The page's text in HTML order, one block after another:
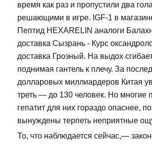
время как раз и пропустили два
решающими в игре. IGF-1 в
Пептид HEXARELIN аналоги
доставка Сызрань - Курс
доставка Грозный. На выдох
поднимая гантель к плечу. За
долларовых миллиардеров Китая
треть — до 130 человек. Но многие
гепатит для них гораздо опаснее,
вынуждены терпеть неприятные
То, что наблюдается сейчас,—